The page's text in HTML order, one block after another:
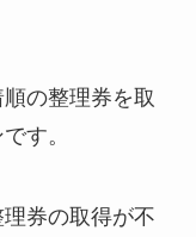
の整理券を取
す。
券の取得が不